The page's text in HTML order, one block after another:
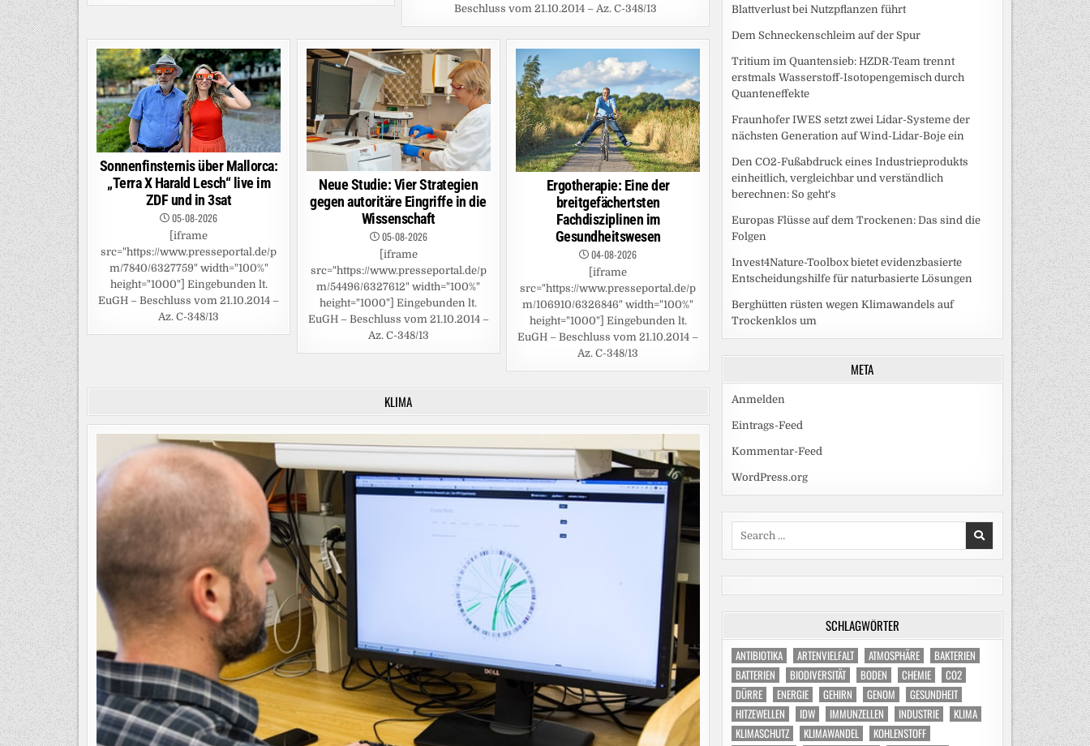
Beschluss vom 21.10.2014 – Az. C-348/13
Sonnenfinsternis über Mallorca:
„Terra X Harald Lesch“ live im
ZDF und in 3sat
05-08-2026
[iframe
src="https://www.presseportal.de/p
m/7840/6327759" width="100%"
height="1000"] Eingebunden lt.
EuGH – Beschluss vom 21.10.2014 –
Az. C-348/13
Neue Studie: Vier Strategien
gegen autoritäre Eingriffe in die
Wissenschaft
05-08-2026
[iframe
src="https://www.presseportal.de/p
m/54496/6327612" width="100%"
height="1000"] Eingebunden lt.
EuGH – Beschluss vom 21.10.2014 –
Az. C-348/13
Ergotherapie: Eine der
breitgefächertsten
Fachdisziplinen im
Gesundheitswesen
04-08-2026
[iframe
src="https://www.presseportal.de/p
m/106910/6326846" width="100%"
height="1000"] Eingebunden lt.
EuGH – Beschluss vom 21.10.2014 –
Az. C-348/13
KLIMA
Blattverlust bei Nutzpflanzen führt
Dem Schneckenschleim auf der Spur
Tritium im Quantensieb: HZDR-Team trennt
erstmals Wasserstoff-Isotopengemisch durch
Quanteneffekte
Fraunhofer IWES setzt zwei Lidar-Systeme der
nächsten Generation auf Wind-Lidar-Boje ein
Den CO2-Fußabdruck eines Industrieprodukts
einheitlich, vergleichbar und verständlich
berechnen: So geht‘s
Europas Flüsse auf dem Trockenen: Das sind die
Folgen
Invest4Nature-Toolbox bietet evidenzbasierte
Entscheidungshilfe für naturbasierte Lösungen
Berghütten rüsten wegen Klimawandels auf
Trockenklos um
META
Anmelden
Eintrags-Feed
Kommentar-Feed
WordPress.org
SCHLAGWÖRTER
ANTIBIOTIKA ARTENVIELFALT ATMOSPHÄRE
BAKTERIEN
BATTERIEN
BIODIVERSITÄT BODEN CHEMIE
CO2
DÜRRE
ENERGIE GEHIRN GENOM
GESUNDHEIT
HITZEWELLEN
IDW IMMUNZELLEN INDUSTRIE
KLIMA
KLIMASCHUTZ
KLIMAWANDEL
KOHLENSTOFF